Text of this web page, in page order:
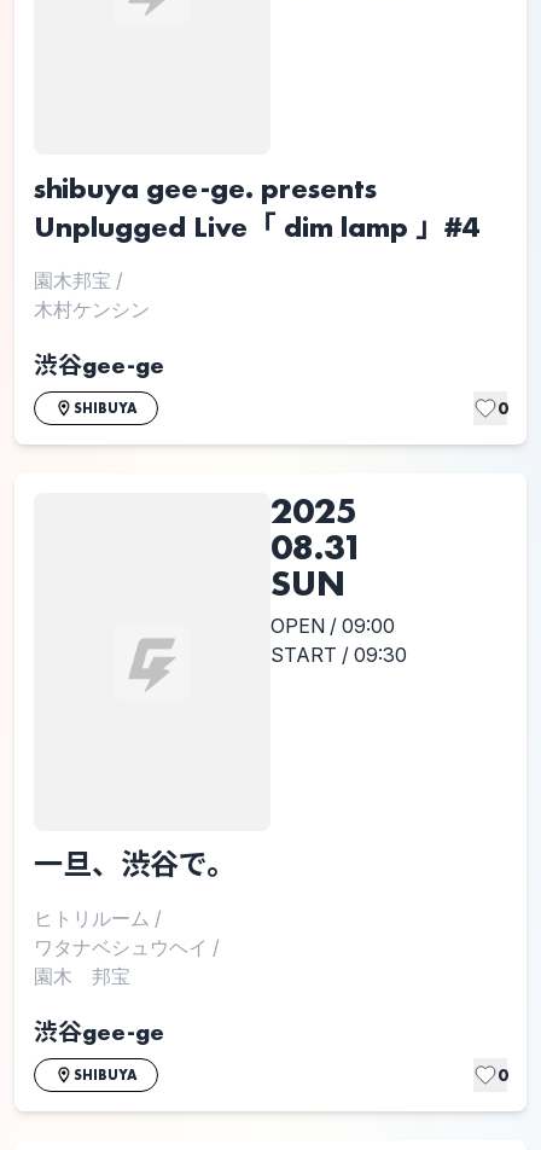
shibuya gee-ge. presents
Unplugged Live「 dim lamp 」#4
園木邦宝 /
木村ケンシン
渋谷gee-ge
SHIBUYA 0
2025
08.31
SUN
OPEN / 09:00
START / 09:30
一旦、渋谷で。
ヒトリルーム /
ワタナベシュウヘイ /
園木 邦宝
渋谷gee-ge
SHIBUYA 0